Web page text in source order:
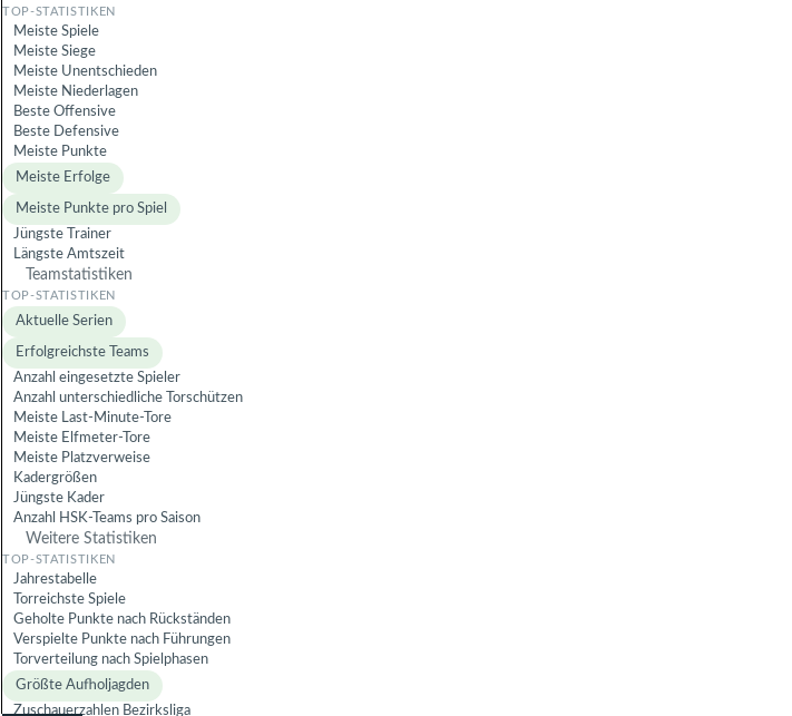
Meiste Spiele
Meiste Siege
Meiste Unentschieden
Meiste Niederlagen
Beste Offensive
Beste Defensive
Meiste Punkte
Meiste Erfolge
Meiste Punkte pro Spiel
Jüngste Trainer
Längste Amtszeit
Teamstatistiken
Aktuelle Serien
Erfolgreichste Teams
Anzahl eingesetzte Spieler
Anzahl unterschiedliche Torschützen
Meiste Last-Minute-Tore
Meiste Elfmeter-Tore
Meiste Platzverweise
Kadergrößen
Jüngste Kader
Anzahl HSK-Teams pro Saison
Weitere Statistiken
Jahrestabelle
Torreichste Spiele
Geholte Punkte nach Rückständen
Verspielte Punkte nach Führungen
Torverteilung nach Spielphasen
Größte Aufholjagden
Zuschauerzahlen Bezirksliga